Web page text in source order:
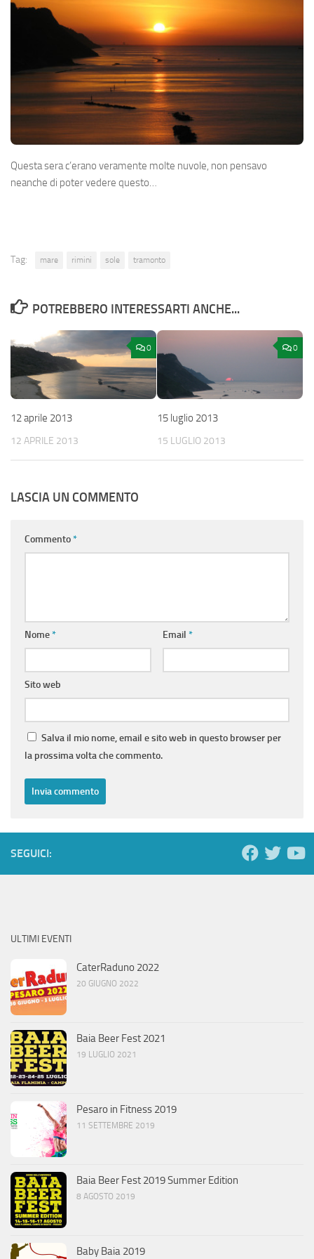
Questa sera c’erano veramente molte nuvole, non pensavo
neanche di poter vedere questo…
Tag: mare rimini sole tramonto
POTREBBERO INTERESSARTI ANCHE...
0
12 aprile 2013
12 APRILE 2013
0
15 luglio 2013
15 LUGLIO 2013
LASCIA UN COMMENTO
Commento*
Nome* Email *
Sito web
Salva il mio nome, email e sito web in questo browser per
la prossima volta che commento.
SEGUICI:
ULTIMI EVENTI
CaterRaduno 2022
20 GIUGNO 2022
Baia Beer Fest 2021
19 LUGLIO 2021
Pesaro in Fitness 2019
11 SETTEMBRE 2019
Baia Beer Fest 2019 Summer Edition
8 AGOSTO 2019
Baby Baia 2019